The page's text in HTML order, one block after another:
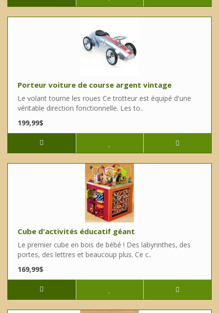
Porteur voiture de course argent vintage
Le volant tourne les roues Ce trotteur est équipé d'une
véritable direction fonctionnelle. Les to..
199,99$
Cube d'activités éducatif géant
Le premier cube en bois de bébé ! Des labyrinthes, des
portes, des lettres et beaucoup plus. Ce c..
169,99$